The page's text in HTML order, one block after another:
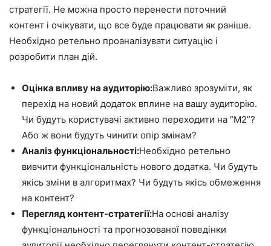
стратегії. Не можна просто перенести поточний
контент і очікувати, що все буде працювати як раніше.
Необхідно ретельно проаналізувати ситуацію і
розробити план дій.
Оцінка впливу на аудиторію:Важливо зрозуміти, як
перехід на новий додаток вплине на вашу аудиторію.
Чи будуть користувачі активно переходити на “M2”?
Або ж вони будуть чинити опір змінам?
Аналіз функціональності:Необхідно ретельно
вивчити функціональність нового додатка. Чи будуть
якісь зміни в алгоритмах? Чи будуть якісь обмеження
на контент?
Перегляд контент-стратегії:На основі аналізу
функціональності та прогнозованої поведінки